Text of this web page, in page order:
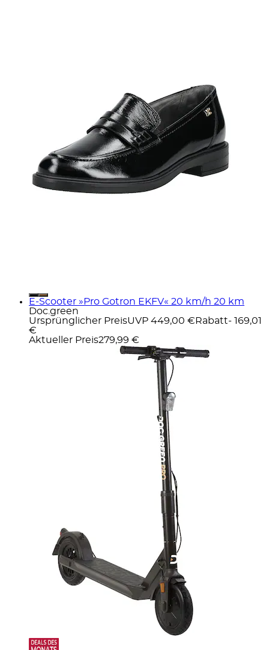
E-Scooter »Pro Gotron EKFV« 20 km/h 20 km
Doc.green
Ursprünglicher PreisUVP 449,00 € Rabatt- 169,01
€
Aktueller Preis279,99 €